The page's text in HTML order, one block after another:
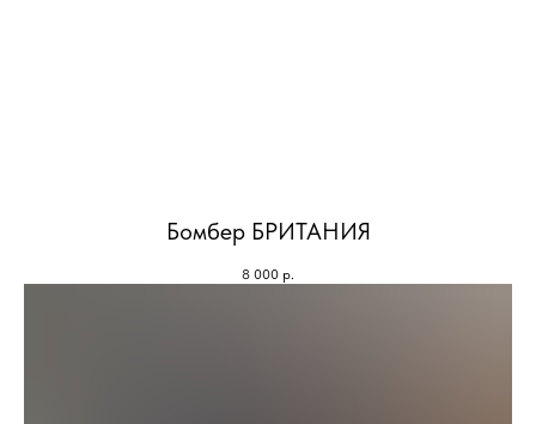
Бомбер БРИТАНИЯ
8 000 р.